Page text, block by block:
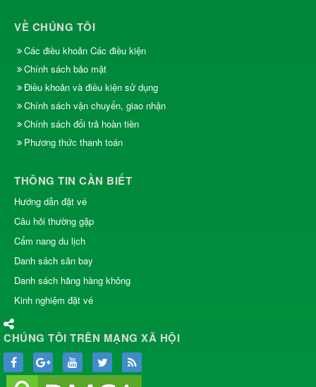
VỀ CHÚNG TÔI
Các điều khoản Các điều kiện
Chính sách bảo mật
Điều khoản và điều kiện sử dụng
Chính sách vận chuyển, giao nhận
Chính sách đổi trả hoàn tiền
Phương thức thanh toán
THÔNG TIN CẦN BIẾT
Hướng dẫn đặt vé
Câu hỏi thường gặp
Cẩm nang du lịch
Danh sách sân bay
Danh sách hãng hàng không
Kinh nghiệm đặt vé
CHÚNG TÔI TRÊN MẠNG XÃ HỘI